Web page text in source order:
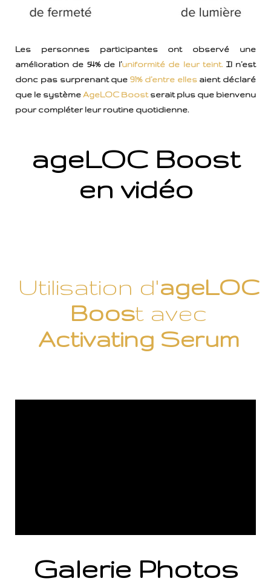
Les personnes participantes ont observé une
amélioration de 54% de l’uniformité de leur teint. Il n’est
donc pas surprenant que 91% d’entre elles aient déclaré
que le système AgeLOC Boost serait plus que bienvenu
pour compléter leur routine quotidienne.
ageLOC Boost
en vidéo
Utilisation d'ageLOC
Boost avec
Activating Serum
Galerie Photos